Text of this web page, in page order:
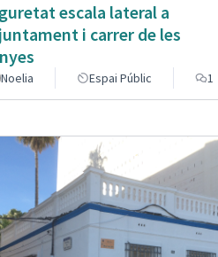
escala lateral a
i carrer de les
Noelia Espai Públic 1